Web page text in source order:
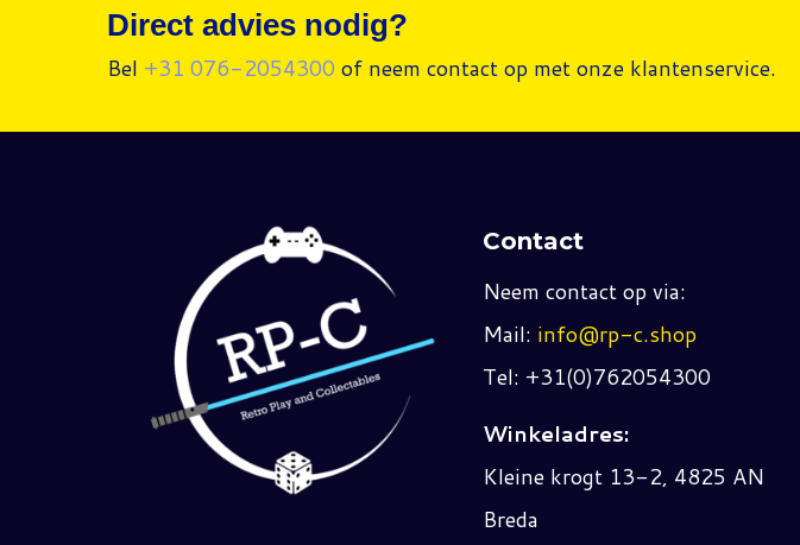
Direct advies nodig?
Bel +31 076-2054300 of neem contact op met onze klantenservice.
Contact
Neem contact op via:
Mail: info@rp-c.shop
Tel: +31(0)762054300
Winkeladres:
Kleine krogt 13-2, 4825 AN
Breda